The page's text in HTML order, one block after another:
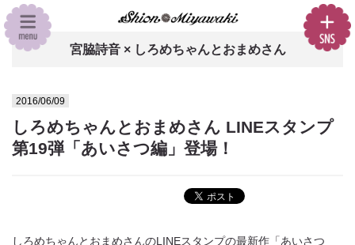
宮脇詩音 × しろめちゃんとおまめさん
2016/06/09
しろめちゃんとおまめさん LINEスタンプ
第19弾「あいさつ編」登場！
しろめちゃんとおまめさんのLINEスタンプの最新作「あいさつ